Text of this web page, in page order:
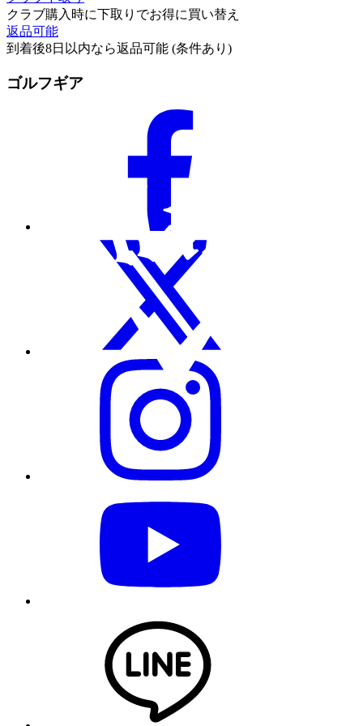
クラブ購入時に下取りでお得に買い替え
返品可能
到着後8日以内なら返品可能 (条件あり)
ゴルフギア